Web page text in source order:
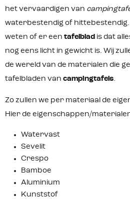
het vervaardigen van
waterbestendig of hittebestendig.
weten of er een tafelblad is dat
nog eens licht in gewicht is. Wij
de wereld van de materialen die
tafelbladen van campingtafels.
Zo zullen we per materiaal de
Hier de eigenschappen/
Watervast
Sevelit
Crespo
Bamboe
Aluminium
Kunststof